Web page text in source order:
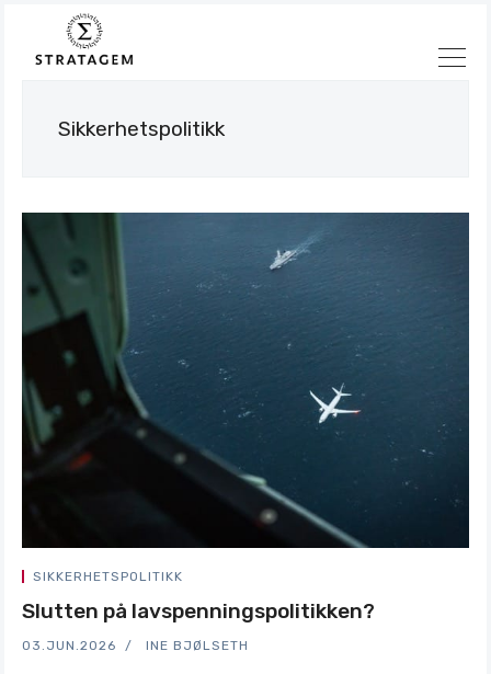
Søk
Stratagem
Sikkerhetspolitikk
SIKKERHETSPOLITIKK
Slutten på lavspenningspolitikken?
03.JUN.2026 INE BJØLSETH